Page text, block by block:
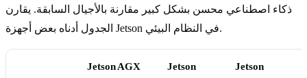
ذكاء اصطناعي محسن بشكل كبير مقارنة بالأجيال السابقة. يقارن
الجدول أدناه بعض أجهزة Jetson في النظام البيئي.
Jetson AGX
Jetson
Jetson